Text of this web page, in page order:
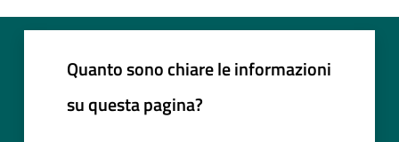
Quanto sono chiare le informazioni
su questa pagina?